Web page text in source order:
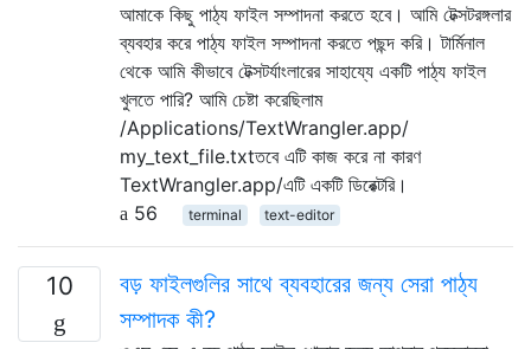
আমাকে কিছু পাঠ্য ফাইল সম্পাদনা করতে হবে। আমি টেক্সটরঙ্গলার
ব্যবহার করে পাঠ্য ফাইল সম্পাদনা করতে পছন্দ করি। টার্মিনাল
থেকে আমি কীভাবে টেক্সটর্যাংলারের সাহায্যে একটি পাঠ্য ফাইল
খুলতে পারি? আমি চেষ্টা করেছিলাম
/Applications/TextWrangler.app/
my_text_file.txtতবে এটি কাজ করে না কারণ
TextWrangler.app/এটি একটি ডিরেক্টরি।
56
terminal text-editor
10
বড় ফাইলগুলির সাথে ব্যবহারের জন্য সেরা পাঠ্য
সম্পাদক কী?